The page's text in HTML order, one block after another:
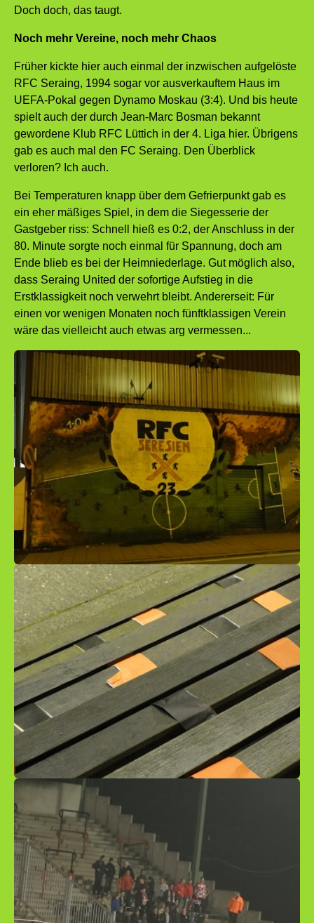
Doch doch, das taugt.
Noch mehr Vereine, noch mehr Chaos
Früher kickte hier auch einmal der inzwischen aufgelöste
RFC Seraing, 1994 sogar vor ausverkauftem Haus im
UEFA-Pokal gegen Dynamo Moskau (3:4). Und bis heute
spielt auch der durch Jean-Marc Bosman bekannt
gewordene Klub RFC Lüttich in der 4. Liga hier. Übrigens
gab es auch mal den FC Seraing. Den Überblick
verloren? Ich auch.
Bei Temperaturen knapp über dem Gefrierpunkt gab es
ein eher mäßiges Spiel, in dem die Siegesserie der
Gastgeber riss: Schnell hieß es 0:2, der Anschluss in der
80. Minute sorgte noch einmal für Spannung, doch am
Ende blieb es bei der Heimniederlage. Gut möglich also,
dass Seraing United der sofortige Aufstieg in die
Erstklassigkeit noch verwehrt bleibt. Andererseit: Für
einen vor wenigen Monaten noch fünftklassigen Verein
wäre das vielleicht auch etwas arg vermessen...